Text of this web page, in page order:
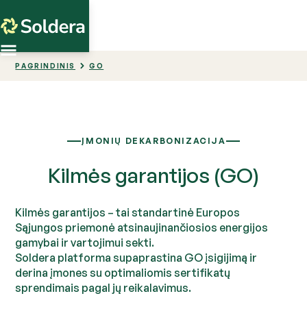
PAGRINDINIS GO
ĮMONIŲ DEKARBONIZACIJA
Kilmės garantijos (GO)
Kilmės garantijos – tai standartinė Europos
Sąjungos priemonė atsinaujinančiosios energijos
gamybai ir vartojimui sekti.
Soldera platforma supaprastina GO įsigijimą ir
derina įmones su optimaliomis sertifikatų
sprendimais pagal jų reikalavimus.